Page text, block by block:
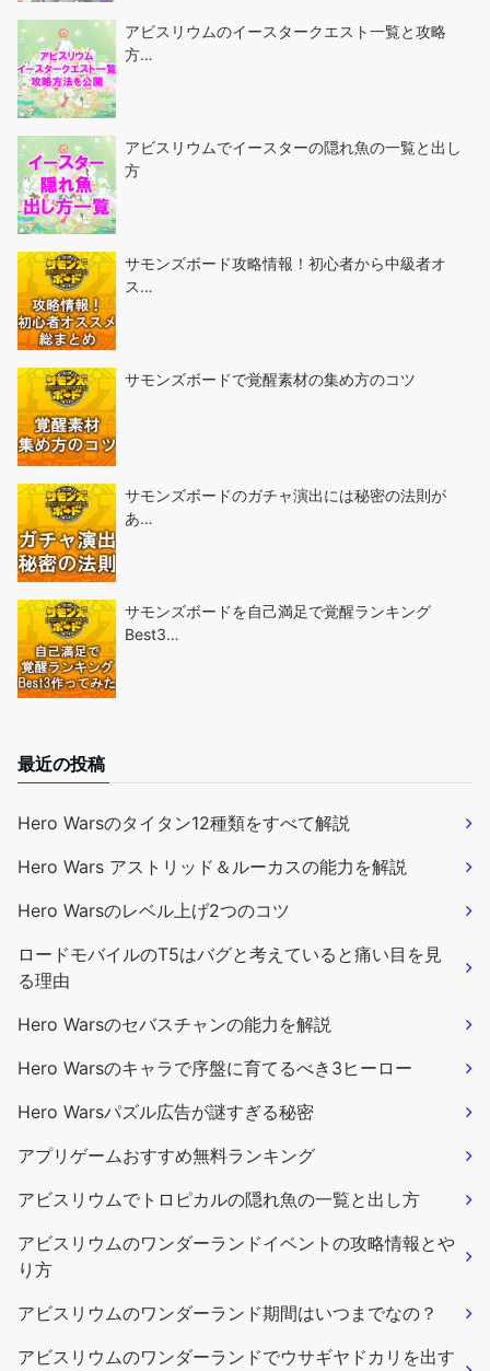
アビスリウムのイースタークエスト一覧と攻略
方…
アビスリウムでイースターの隠れ魚の一覧と出し
方
サモンズボード攻略情報！初心者から中級者オ
ス…
サモンズボードで覚醒素材の集め方のコツ
サモンズボードのガチャ演出には秘密の法則が
あ…
サモンズボードを自己満足で覚醒ランキング
Best3…
最近の投稿
Hero Warsのタイタン12種類をすべて解説
Hero Wars アストリッド＆ルーカスの能力を解説
Hero Warsのレベル上げ2つのコツ
ロードモバイルのT5はバグと考えていると痛い目を見
る理由
Hero Warsのセバスチャンの能力を解説
Hero Warsのキャラで序盤に育てるべき3ヒーロー
Hero Warsパズル広告が謎すぎる秘密
アプリゲームおすすめ無料ランキング
アビスリウムでトロピカルの隠れ魚の一覧と出し方
アビスリウムのワンダーランドイベントの攻略情報とや
り方
アビスリウムのワンダーランド期間はいつまでなの？
アビスリウムのワンダーランドでウサギヤドカリを出す